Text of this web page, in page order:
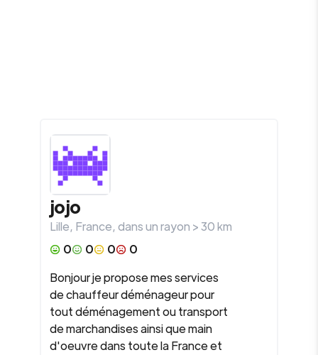
jojo
Lille, France, dans un rayon >30km
0
0 0
0
Bonjour je propose mes services
de chauffeur déménageur pour
tout déménagement ou transport
de marchandises ainsi que main
d'oeuvre dans toute la France et